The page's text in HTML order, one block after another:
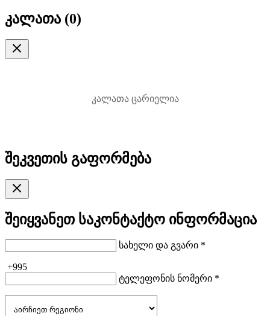
კალათა (0)
კალათა ცარიელია
შეკვეთის გაფორმება
შეიყვანეთ საკონტაქტო ინფორმაცია
სახელი და გვარი *
+995
ტელეფონის ნომერი *